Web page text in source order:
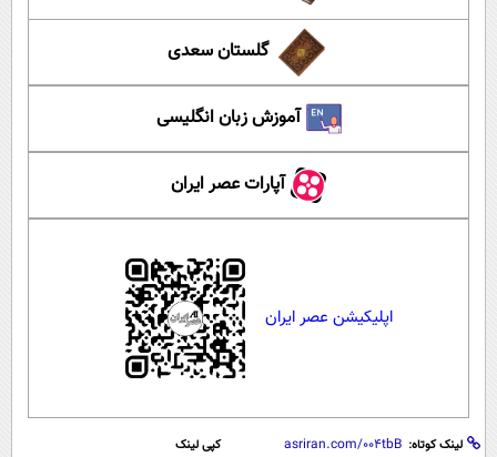
گلستان سعدی
آموزش زبان انگلیسی
آپارات عصر ایران
اپلیکیشن عصر ایران
لینک کوتاه: کپی لینک